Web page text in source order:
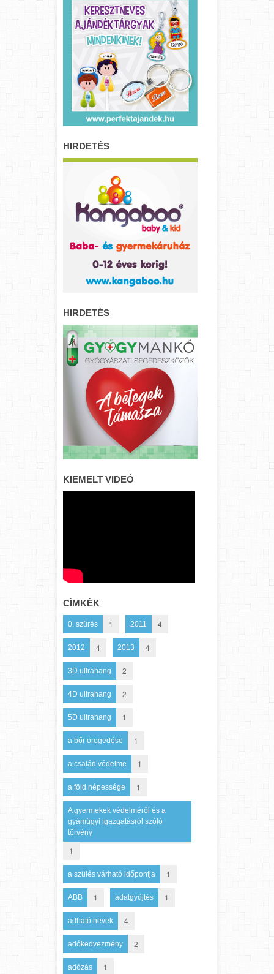
HIRDETÉS
HIRDETÉS
KIEMELT VIDEÓ
CÍMKÉK
0. szűrés 1 2011 4
2012 4 2013 4
3D ultrahang 2
4D ultrahang 2
5D ultrahang 1
a bőr öregedése 1
a család védelme 1
a föld népessége 1
A gyermekek védelméről és a
gyámügyi igazgatásról szóló
törvény
1
a szülés várható időpontja 1
ABB 1 adatgyűjtés 1
adható nevek 4
adókedvezmény 2
adózás 1